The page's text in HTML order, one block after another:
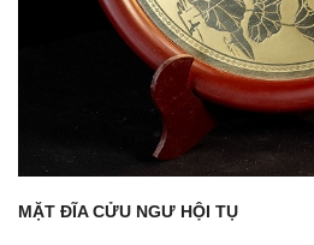
MẶT ĐĨA CỬU NGƯ HỘI TỤ